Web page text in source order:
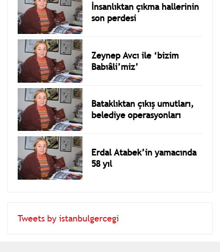
İnsanlıktan çıkma hallerinin
son perdesi
Zeynep Avcı ile ‘bizim
Babıâli’miz’
Bataklıktan çıkış umutları,
belediye operasyonları
Erdal Atabek’in yamacında
58 yıl
Tweets by istanbulgercegi